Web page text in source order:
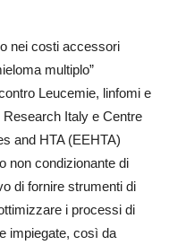
nei costi accessori
multiplo”
Leucemie, linfomi e
Italy e Centre
and HTA (EEHTA)
non condizionante di
di fornire strumenti di
i processi di
impiegate, così da